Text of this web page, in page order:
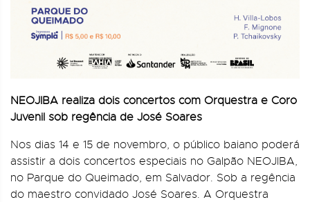
NEOJIBA realiza dois concertos com Orquestra e Coro
Juvenil sob regência de José Soares
Nos dias 14 e 15 de novembro, o público baiano poderá
assistir a dois concertos especiais no Galpão NEOJIBA,
no Parque do Queimado, em Salvador. Sob a regência
do maestro convidado José Soares. A Orquestra